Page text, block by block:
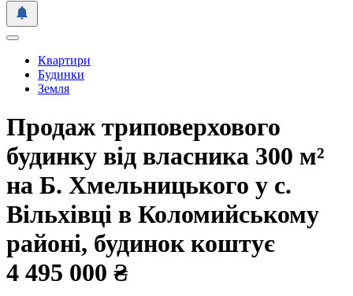
Квартири
Будинки
Земля
Продаж триповерхового
будинку від власника 300 м²
на Б. Хмельницького у с.
Вільхівці в Коломийському
районі, будинок коштує
4 495 000 ₴